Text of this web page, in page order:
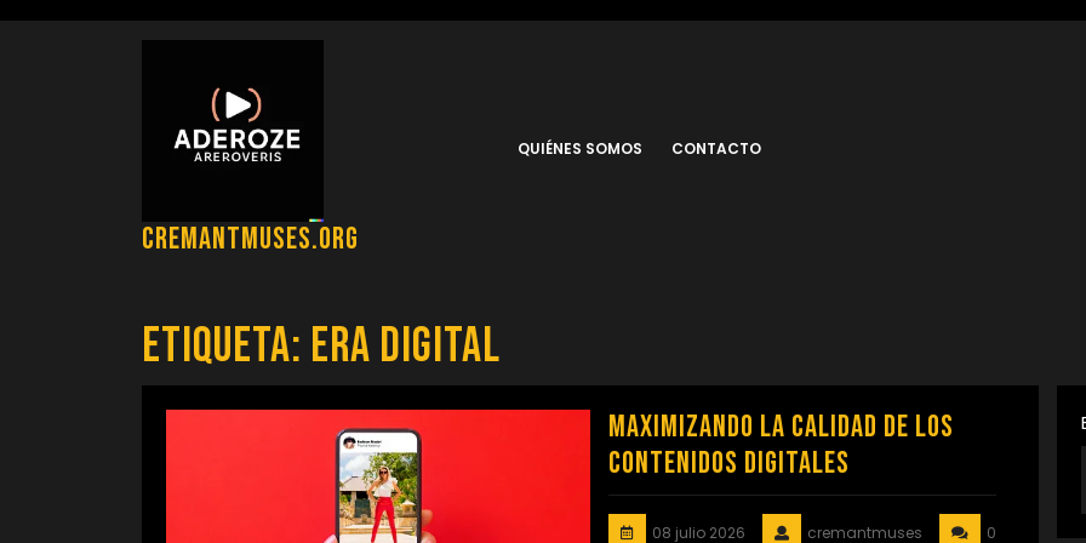
cremantmuses.org
QUIÉNES SOMOS CONTACTO
Etiqueta: era digital
Maximizando la Calidad de los
Contenidos Digitales
08 julio 2026 cremantmuses
0